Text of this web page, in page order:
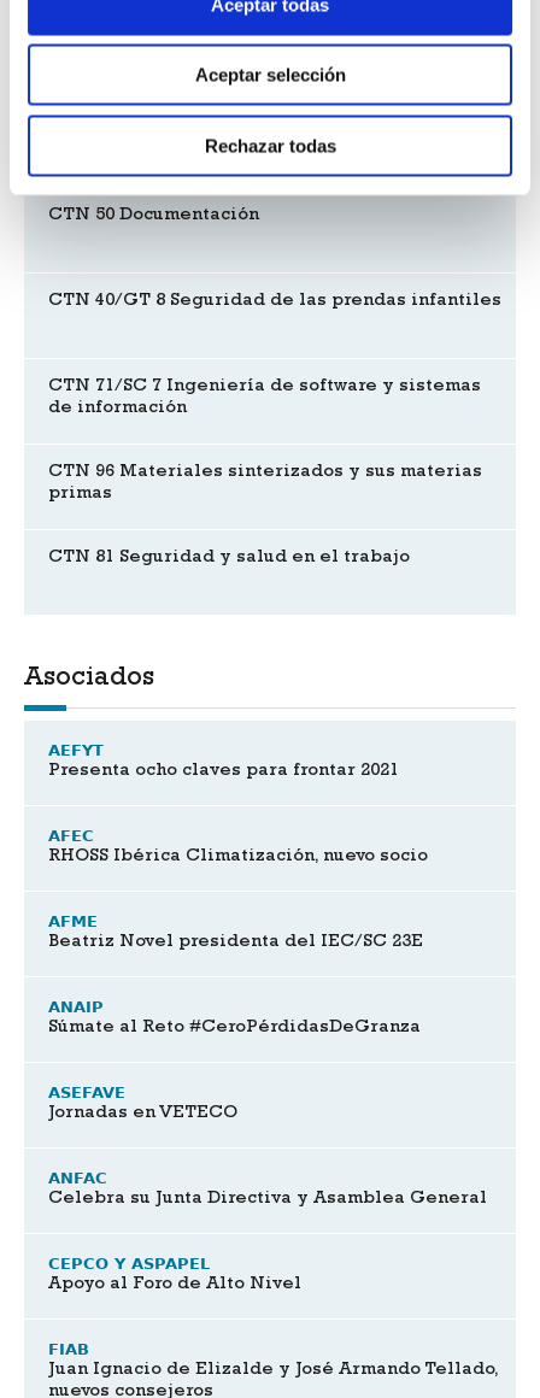
Aceptar todas
Aceptar selección
Rechazar todas
Nueva Especificación UNE para estaciones de
esquí y montaña
Reuniones de comités
CTN 50 Documentación
CTN 40/GT 8 Seguridad de las prendas infantiles
CTN 71/SC 7 Ingeniería de software y sistemas
de información
CTN 96 Materiales sinterizados y sus materias
primas
CTN 81 Seguridad y salud en el trabajo
Asociados
AEFYT
Presenta ocho claves para frontar 2021
AFEC
RHOSS Ibérica Climatización, nuevo socio
AFME
Beatriz Novel presidenta del IEC/SC 23E
ANAIP
Súmate al Reto #CeroPérdidasDeGranza
ASEFAVE
Jornadas en VETECO
ANFAC
Celebra su Junta Directiva y Asamblea General
CEPCO Y ASPAPEL
Apoyo al Foro de Alto Nivel
FIAB
Juan Ignacio de Elizalde y José Armando Tellado,
nuevos consejeros